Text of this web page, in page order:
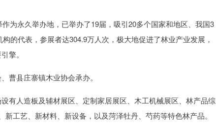
为永久举办地，已举办了19届，吸引20多个国家和地区、我国3
的代表，参展者达304.9万人次，极大地促进了林业产业发展，
擎。
曹县庄寨镇木业协会承办。
有人造板及辅材展区、定制家居展区、木工机械展区、林产品综
工艺、新材料、新设备，以及菏泽牡丹、芍药等特色林产品。